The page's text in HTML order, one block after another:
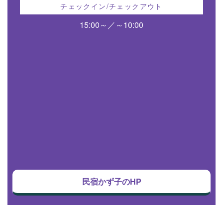
チェックイン/チェックアウト
15:00～／～10:00
民宿かず子のHP